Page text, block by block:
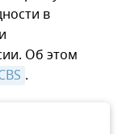
в
Об этом
.